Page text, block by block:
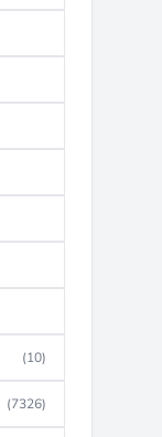
(10)
(7326)